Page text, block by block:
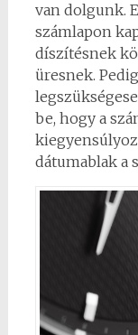
van dolgunk.
számlapon
díszítésnek
üresnek.
be, hogy a
dátumablak a